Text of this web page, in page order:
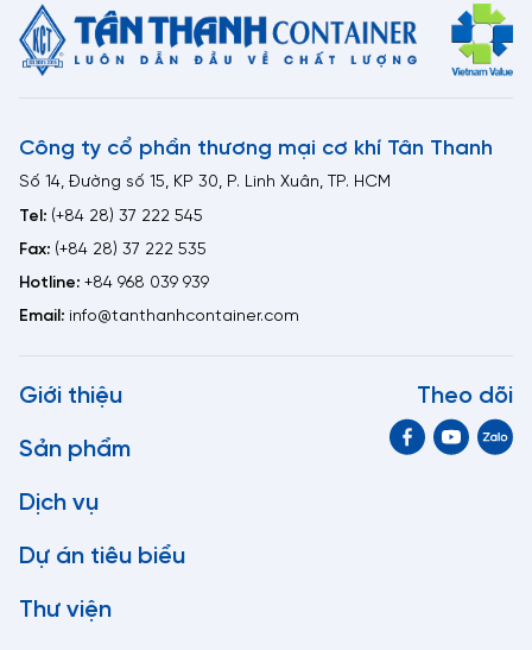
Công ty cổ phần thương mại cơ khí Tân Thanh
Số 14, Đường số 15, KP 30, P. Linh Xuân, TP. HCM
Tel: (+84 28) 37 222 545
Fax: (+84 28) 37 222 535
Hotline: +84 968 039 939
Email: info@tanthanhcontainer.com
Giới thiệu
Sản phẩm
Dịch vụ
Dự án tiêu biểu
Thư viện
Theo dõi